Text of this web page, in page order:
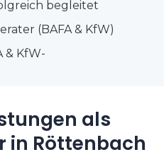
begleitet
(BAFA & KfW)
& KfW-
als
in Röttenbach